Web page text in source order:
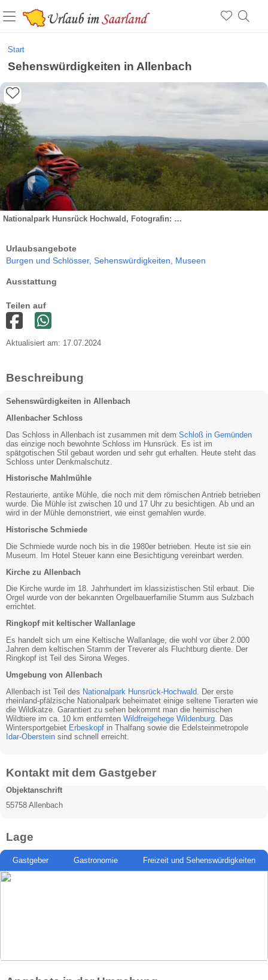
Start
Sehenswürdigkeiten in Allenbach
Nationalpark Hunsrück Hochwald, Fotografin: Gabriele Frijio
Urlaubsangebote
Burgen und Schlösser, Sehenswürdigkeiten, Museen
Ausstattung
Teilen auf
Aktualisiert am: 17.07.2024
Beschreibung
Sehenswürdigkeiten in Allenbach
Allenbacher Schloss
Das Schloss in Allenbach ist zusammen mit dem Schloß in Gemünden
das einzige noch bewohnte Schloss im Hunsrück. Es ist im
spätgotischen Stil gebaut worden und sehr gut erhalten. Heute steht das
Schloss unter Denkmalschutz.
Historische Mahlmühle
Restaurierte, antike Mühle, die noch mit dem römischen Antrieb betrieben
wurde. Die Mühle ist zwischen 10 und 17 Uhr zu besichtigen. Ab und an
wird in der Mühle demonstriert, wie einst gemahlen wurde.
Historische Schmiede
Die Schmiede wurde noch bis in die 1980er betrieben. Heute ist sie ein
Museum. Im Hotel Steuer kann eine Besichtigung vereinbart werden.
Kirche zu Allenbach
Die Kirche wurde im 18. Jahrhundert im klassizistischen Stil erbaut. Die
Orgel wurde von der bekannten Orgelbauerfamilie Stumm aus Sulzbach
errichtet.
Ringkopf mit keltischer Wallanlage
Es handelt sich um eine Keltische Wallanlage, die wohl vor über 2.000
Jahren dem keltischen Stamm der Treverer als Fluchtburg diente. Der
Ringkopf ist Teil des Sirona Weges.
Umgebung von Allenbach
Allenbach ist Teil des Nationalpark Hunsrück-Hochwald . Der erste
rheinland-pfälzische Nationalpark beheimatet einige seltene Tierarten wie
die Wildkatze. Garantiert zu sehen bekommt man die heimischen
Wildtiere im ca. 10 km entfernten Wildfreigehege Wildenburg . Das
Wintersportgebiet Erbeskopf in Thalfang sowie die Edelsteinmetropole
Idar-Oberstein sind schnell erreicht.
Kontakt mit dem Gastgeber
Objektanschrift
55758 Allenbach
Lage
Gastgeber Gastronomie Freizeit und Sehenswürdigkeiten